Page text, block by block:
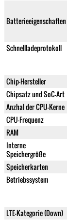
Batterieeigenschaften
Schnellladeprotokoll
Chip-Hersteller
Chipsatz und SoC-Art
Anzhal der CPU-Kerne
CPU-Frequenz
RAM
Interne
Speichergröße
Speicherkarten
Betriebssystem
LTE-Kategorie (Down)